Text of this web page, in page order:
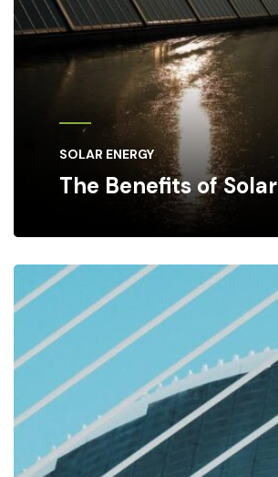
SOLAR ENERGY
The Benefits of Solar